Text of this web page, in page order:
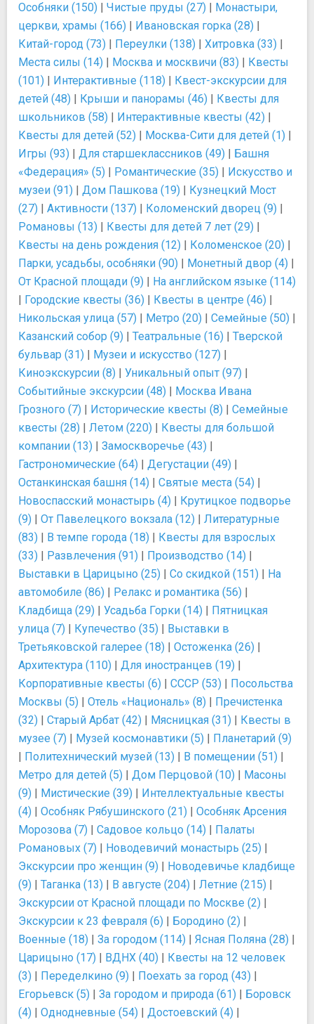
Особняки (150) | Чистые пруды (27) | Монастыри,
церкви, храмы (166) | Ивановская горка (28) |
Китай-город (73) | Переулки (138) | Хитровка (33) |
Места силы (14) | Москва и москвичи (83) | Квесты
(101) | Интерактивные (118) | Квест-экскурсии для
детей (48) | Крыши и панорамы (46) | Квесты для
школьников (58) | Интерактивные квесты (42) |
Квесты для детей (52) | Москва-Сити для детей (1) |
Игры (93) | Для старшеклассников (49) | Башня
«Федерация» (5) | Романтические (35) | Искусство и
музеи (91) | Дом Пашкова (19) | Кузнецкий Мост
(27) | Активности (137) | Коломенский дворец (9) |
Романовы (13) | Квесты для детей 7 лет (29) |
Квесты на день рождения (12) | Коломенское (20) |
Парки, усадьбы, особняки (90) | Монетный двор (4) |
От Красной площади (9) | На английском языке (114)
| Городские квесты (36) | Квесты в центре (46) |
Никольская улица (57) | Метро (20) | Семейные (50) |
Казанский собор (9) | Театральные (16) | Тверской
бульвар (31) | Музеи и искусство (127) |
Киноэкскурсии (8) | Уникальный опыт (97) |
Событийные экскурсии (48) | Москва Ивана
Грозного (7) | Исторические квесты (8) | Семейные
квесты (28) | Летом (220) | Квесты для большой
компании (13) | Замоскворечье (43) |
Гастрономические (64) | Дегустации (49) |
Останкинская башня (14) | Святые места (54) |
Новоспасский монастырь (4) | Крутицкое подворье
(9) | От Павелецкого вокзала (12) | Литературные
(83) | В темпе города (18) | Квесты для взрослых
(33) | Развлечения (91) | Производство (14) |
Выставки в Царицыно (25) | Со скидкой (151) | На
автомобиле (86) | Релакс и романтика (56) |
Кладбища (29) | Усадьба Горки (14) | Пятницкая
улица (7) | Купечество (35) | Выставки в
Третьяковской галерее (18) | Остоженка (26) |
Архитектура (110) | Для иностранцев (19) |
Корпоративные квесты (6) | СССР (53) | Посольства
Москвы (5) | Отель «Националь» (8) | Пречистенка
(32) | Старый Арбат (42) | Мясницкая (31) | Квесты в
музее (7) | Музей космонавтики (5) | Планетарий (9)
| Политехнический музей (13) | В помещении (51) |
Метро для детей (5) | Дом Перцовой (10) | Масоны
(9) | Мистические (39) | Интеллектуальные квесты
(4) | Особняк Рябушинского (21) | Особняк Арсения
Морозова (7) | Садовое кольцо (14) | Палаты
Романовых (7) | Новодевичий монастырь (25) |
Экскурсии про женщин (9) | Новодевичье кладбище
(9) | Таганка (13) | В августе (204) | Летние (215) |
Экскурсии от Красной площади по Москве (2) |
Экскурсии к 23 февраля (6) | Бородино (2) |
Военные (18) | За городом (114) | Ясная Поляна (28) |
Царицыно (17) | ВДНХ (40) | Квесты на 12 человек
(3) | Переделкино (9) | Поехать за город (43) |
Егорьевск (5) | За городом и природа (61) | Боровск
(4) | Однодневные (54) | Достоевский (4) |